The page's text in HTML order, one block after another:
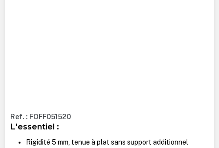
Ref. : FOFF051520
L'essentiel :
Rigidité 5 mm, tenue à plat sans support additionnel